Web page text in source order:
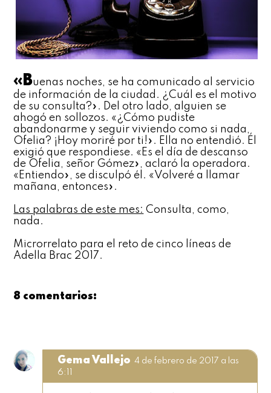
«Buenas noches, se ha comunicado al servicio
de información de la ciudad. ¿Cuál es el motivo
de su consulta?». Del otro lado, alguien se
ahogó en sollozos. «¿Cómo pudiste
abandonarme y seguir viviendo como si nada,
Ofelia? ¡Hoy moriré por ti!». Ella no entendió. Él
exigió que respondiese. «Es el día de descanso
de Ofelia, señor Gómez», aclaró la operadora.
«Entiendo», se disculpó él. «Volveré a llamar
mañana, entonces».
Las palabras de este mes: Consulta, como,
nada.
Microrrelato para el reto de cinco líneas de
Adella Brac 2017.
8 comentarios:
Gema Vallejo 4 de febrero de 2017 a las
6:11